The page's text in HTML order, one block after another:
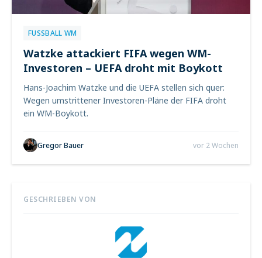
FUSSBALL WM
Watzke attackiert FIFA wegen WM-
Investoren – UEFA droht mit Boykott
Hans-Joachim Watzke und die UEFA stellen sich quer:
Wegen umstrittener Investoren-Pläne der FIFA droht
ein WM-Boykott.
Gregor Bauer vor 2 Wochen
GESCHRIEBEN VON